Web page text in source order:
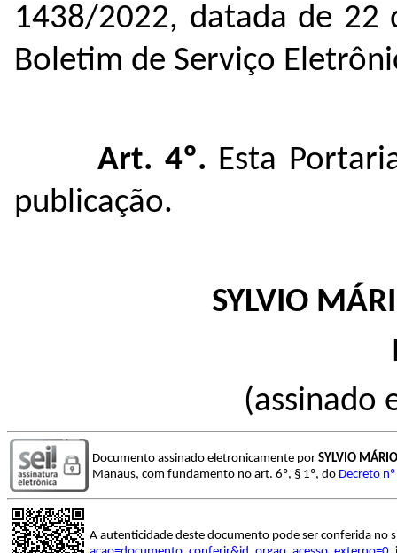
1438/2022, datada de 22
Boletim de Serviço
Art. 4º. Esta
publicação.
SYLVIO
(assinado
Documento assinado eletronicamente por SYLVIO
Manaus, com fundamento no art. 6º, § 1º, do Decreto
A autenticidade deste documento pode ser conferida no